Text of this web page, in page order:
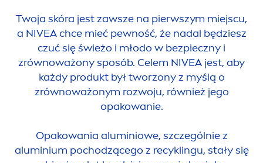
Twoja skóra jest zawsze na pierwszym miejscu,
a NIVEAchce mieć pewność, że nadal będziesz
czuć się świeżo i młodo w bezpieczny i
zrównoważony sposób. Celem NIVEA jest, aby
każdy produkt był tworzony z myślą o
zrównoważonym rozwoju, również jego
opakowanie.
Opakowania aluminiowe, szczególnie z
aluminium pochodzącego z recyklingu, stały się